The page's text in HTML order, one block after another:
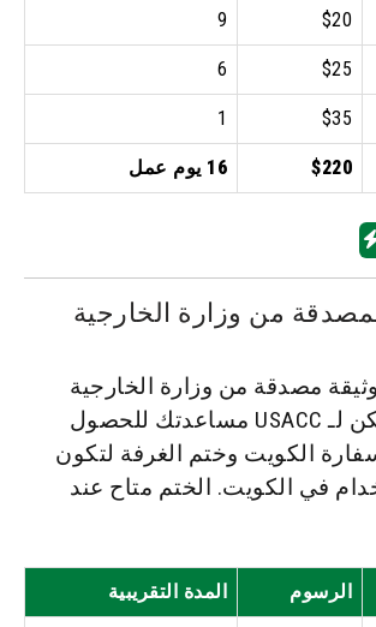
$20
9
$25
6
$35
1
$220 16 يوم عمل
من وزارة الخارجية
مصدقة من وزارة الخارجية
الأمريكية، يمكن لـ USACC مساعدتك للحصول
الكويت وختم الغرفة لتكون
في الكويت. الختم متاح عند
الرسوم المدة التقريبية